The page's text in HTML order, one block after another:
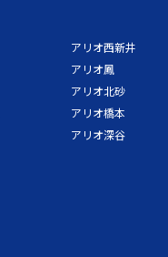
アリオ西新井
アリオ鳳
アリオ北砂
アリオ橋本
アリオ深谷